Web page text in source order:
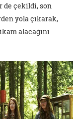
de çekildi, son
yola çıkarak,
alacağını